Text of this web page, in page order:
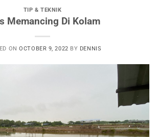
TIP & TEKNIK
Memancing Di Kolam
ONOCTOBER 9, 2022 BY DENNIS